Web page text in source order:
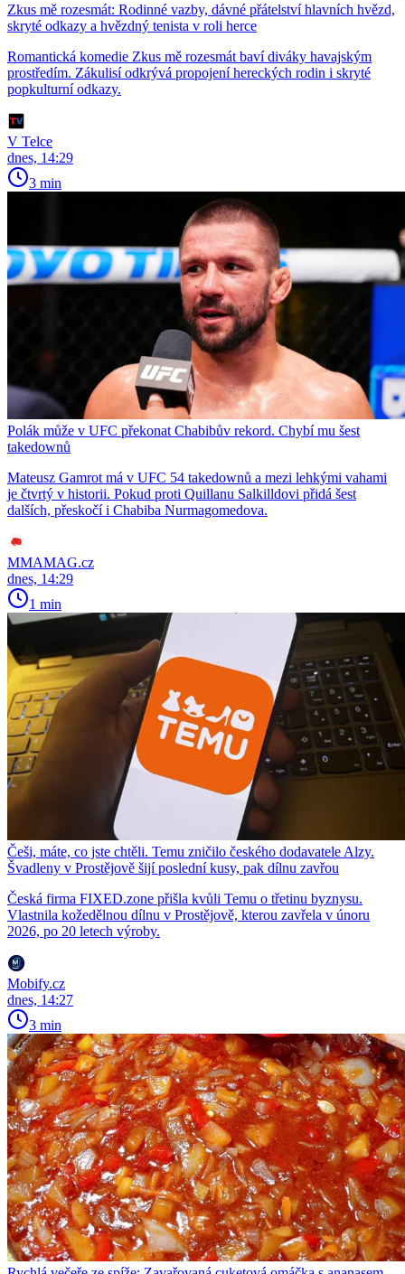
Zkus mě rozesmát: Rodinné vazby, dávné přátelství hlavních hvězd,
skryté odkazy a hvězdný tenista v roli herce
Romantická komedie Zkus mě rozesmát baví diváky havajským
prostředím. Zákulisí odkrývá propojení hereckých rodin i skryté
popkulturní odkazy.
V Telce
dnes, 14:29
3 min
Polák může v UFC překonat Chabibův rekord. Chybí mu šest
takedownů
Mateusz Gamrot má v UFC 54 takedownů a mezi lehkými vahami
je čtvrtý v historii. Pokud proti Quillanu Salkilldovi přidá šest
dalších, přeskočí i Chabiba Nurmagomedova.
MMAMAG.cz
dnes, 14:29
1 min
Češi, máte, co jste chtěli. Temu zničilo českého dodavatele Alzy.
Švadleny v Prostějově šijí poslední kusy, pak dílnu zavřou
Česká firma FIXED.zone přišla kvůli Temu o třetinu byznysu.
Vlastnila kožedělnou dílnu v Prostějově, kterou zavřela v únoru
2026, po 20 letech výroby.
Mobify.cz
dnes, 14:27
3 min